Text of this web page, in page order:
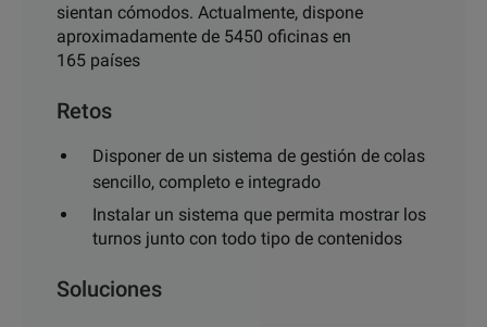
sientan cómodos. Actualmente, dispone
aproximadamente de 5450 oficinas en
165 países
Retos
Disponer de un sistema de gestión de colas
sencillo, completo e integrado
Instalar un sistema que permita mostrar los
turnos junto con todo tipo de contenidos
Soluciones